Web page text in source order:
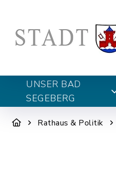
UNSER BAD
SEGEBERG
Rathaus & Politik